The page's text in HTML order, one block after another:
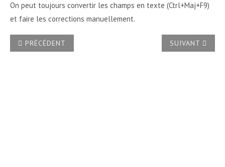
On peut toujours convertir les champs en texte (Ctrl+Maj+F9)
et faire les corrections manuellement.
ARTICLE PRÉCÉDENT : COMMENT CONVERTIR DES
PRÉCÉDENT ARTICLE
SUIVANT